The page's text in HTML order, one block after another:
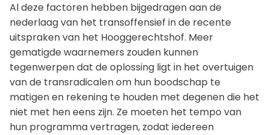
Al deze factoren hebben bijgedragen aan de
nederlaag van het transoffensief in de recente
uitspraken van het Hooggerechtshof. Meer
gematigde waarnemers zouden kunnen
tegenwerpen dat de oplossing ligt in het overtuigen
van de transradicalen om hun boodschap te
matigen en rekening te houden met degenen die het
niet met hen eens zijn. Ze moeten het tempo van
hun programma vertragen, zodat iedereen